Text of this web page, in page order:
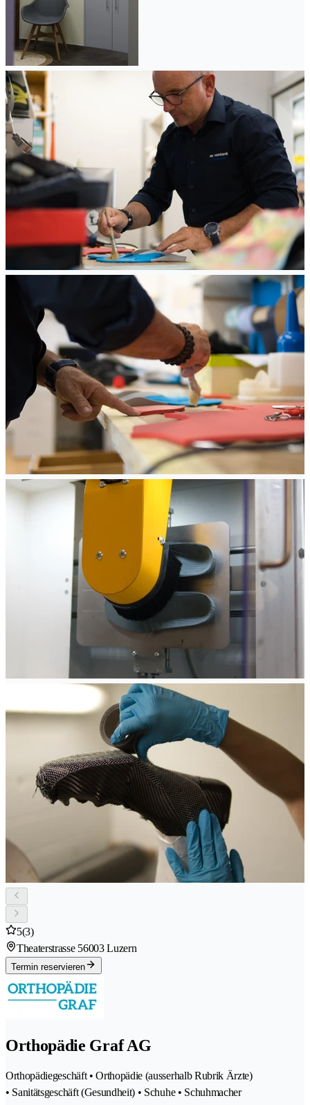
5(3)
Theaterstrasse 56003 Luzern
Termin reservieren
Orthopädie Graf AG
Orthopädiegeschäft • Orthopädie (ausserhalb Rubrik Ärzte)
• Sanitätsgeschäft (Gesundheit) • Schuhe • Schuhmacher